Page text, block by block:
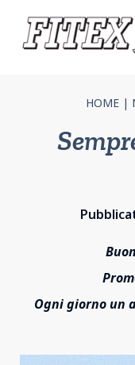
HOME |
Ogni giorno un